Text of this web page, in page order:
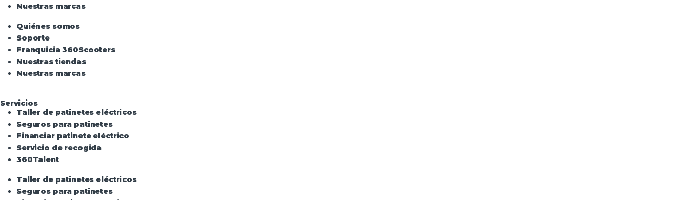
Nuestras marcas
Quiénes somos
Soporte
Franquicia 360Scooters
Nuestras tiendas
Nuestras marcas
Servicios
Taller de patinetes eléctricos
Seguros para patinetes
Financiar patinete eléctrico
Servicio de recogida
360Talent
Taller de patinetes eléctricos
Seguros para patinetes